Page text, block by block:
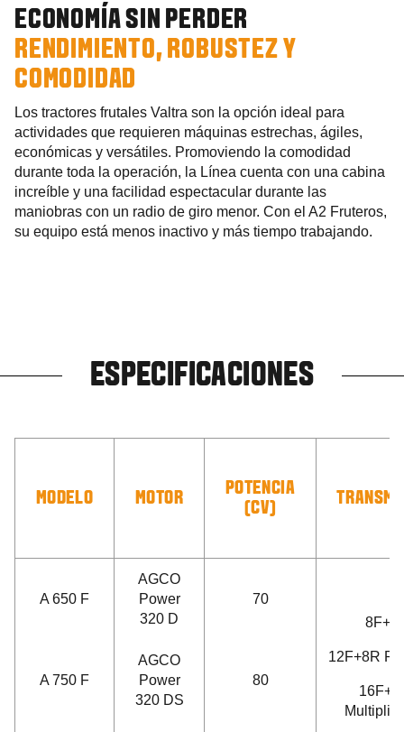
ECONOMÍA SIN PERDER
RENDIMIENTO, ROBUSTEZ Y
COMODIDAD
Los tractores frutales Valtra son la opción ideal para
actividades que requieren máquinas estrechas, ágiles,
económicas y versátiles. Promoviendo la comodidad
durante toda la operación, la Línea cuenta con una cabina
increíble y una facilidad espectacular durante las
maniobras con un radio de giro menor. Con el A2 Fruteros,
su equipo está menos inactivo y más tiempo trabajando.
ESPECIFICACIONES
MODELO MOTOR
POTENCIA
(CV)
A 650 F
AGCO
Power
320 D
70
12F+8R
A 750 F
AGCO
Power
320 DS
80